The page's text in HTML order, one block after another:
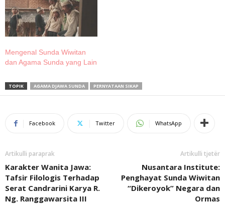
Mengenal Sunda Wiwitan
dan Agama Sunda yang Lain
TOPIK AGAMA DJAWA SUNDA PERNYATAAN SIKAP
Facebook Twitter WhatsApp
Artikulli paraprak
Karakter Wanita Jawa:
Tafsir Filologis Terhadap
Serat Candrarini Karya R.
Ng. Ranggawarsita III
Artikulli tjetër
Nusantara Institute:
Penghayat Sunda Wiwitan
“Dikeroyok” Negara dan
Ormas